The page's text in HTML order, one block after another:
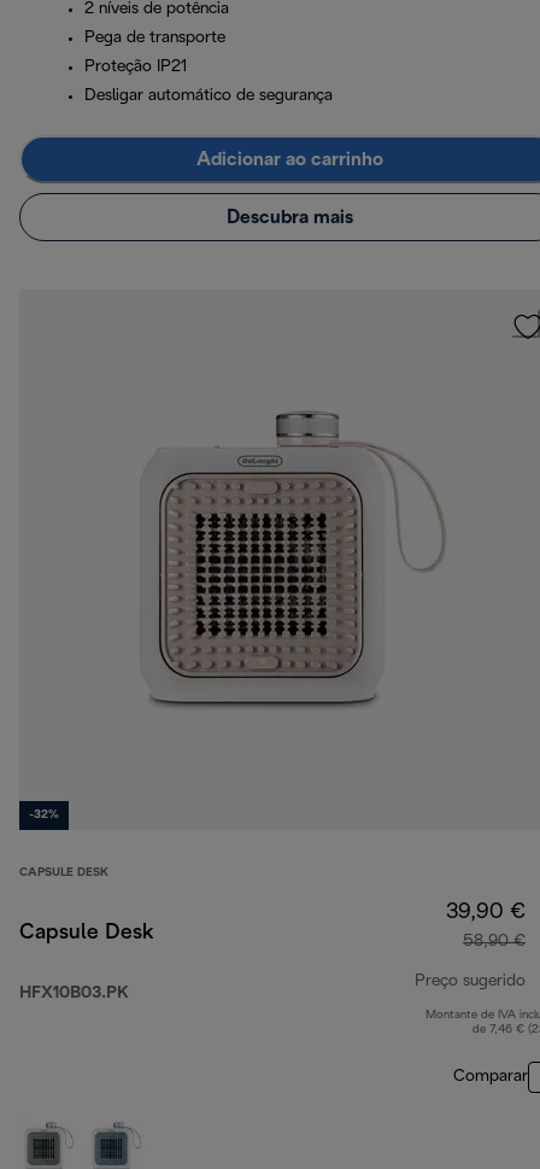
2 níveis de potência
Pega de transporte
Proteção IP21
Desligar automático de segurança
Adicionar ao carrinho
Descubra mais
-32%
CAPSULE DESK
Capsule Desk
HFX10B03.PK
39,90 €
58,90 €
Preço sugerido
Montante de IVA
de 7,46 €
Comparar